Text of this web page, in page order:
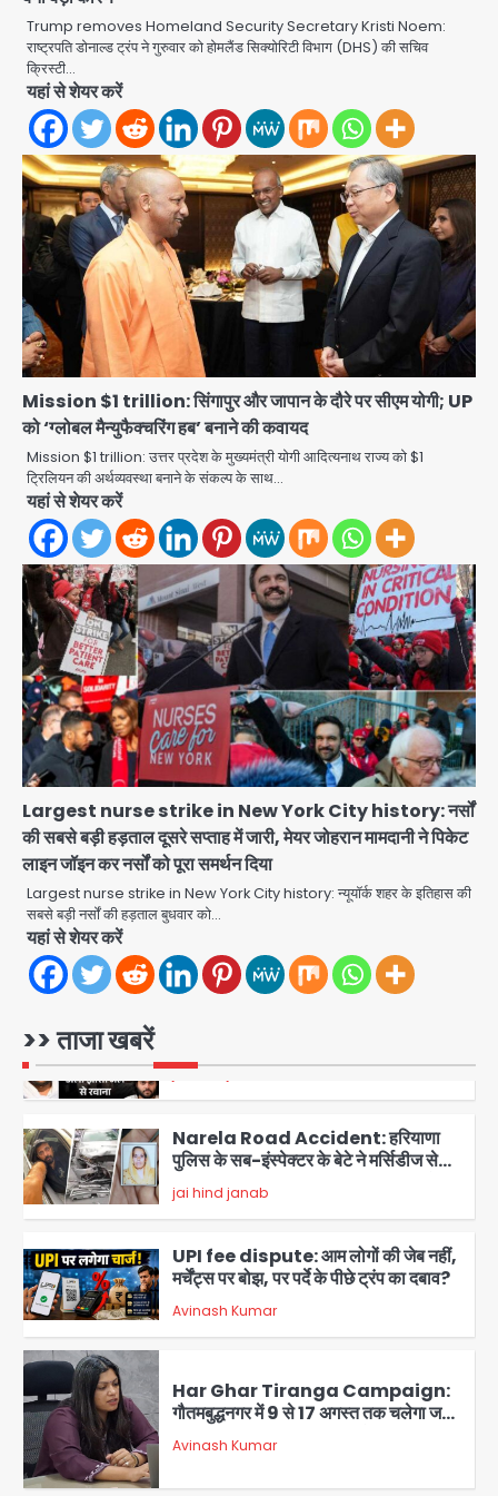
Trump removes Homeland Security Secretary Kristi Noem:
राष्ट्रपति डोनाल्ड ट्रंप ने गुरुवार को होमलैंड सिक्योरिटी विभाग (DHS) की सचिव
क्रिस्टी…
यहां से शेयर करें
Mission $1 trillion: सिंगापुर और जापान के दौरे पर सीएम योगी; UP
को ‘ग्लोबल मैन्युफैक्चरिंग हब’ बनाने की कवायद
Mission $1 trillion: उत्तर प्रदेश के मुख्यमंत्री योगी आदित्यनाथ राज्य को $1
ट्रिलियन की अर्थव्यवस्था बनाने के संकल्प के साथ…
यहां से शेयर करें
Largest nurse strike in New York City history: नर्सों
की सबसे बड़ी हड़ताल दूसरे सप्ताह में जारी, मेयर जोहरान मामदानी ने पिकेट
लाइन जॉइन कर नर्सों को पूरा समर्थन दिया
Largest nurse strike in New York City history: न्यूयॉर्क शहर के इतिहास की
सबसे बड़ी नर्सों की हड़ताल बुधवार को…
यहां से शेयर करें
>> ताजा खबरें
2
Narela Road Accident: हरियाणा
पुलिस के सब-इंस्पेक्टर के बेटे ने मर्सिडीज से
मारी टक्कर, 70 वर्षीय राहगीर महिला की मौत
jai hind janab
3
UPI fee dispute: आम लोगों की जेब नहीं,
मर्चेंट्स पर बोझ, पर पर्दे के पीछे ट्रंप का दबाव?
Avinash Kumar
4
Har Ghar Tiranga Campaign:
गौतमबुद्धनगर में 9 से 17 अगस्त तक चलेगा जन-
जागरूकता महाअभियान, डीएम ने की समीक्षा
बैठक
Avinash Kumar
5
एंटी-बर्गलरी सेल की बड़ी कामयाबी, चोरी के
माल की खरीद-फरोख्त करने वाले गिरोह का
Team JHJ
1
पहुंचा उमर
jai hind janab
2
Narela Road Accident: हरियाणा
पुलिस के सब-इंस्पेक्टर के बेटे ने मर्सिडीज से
मारी टक्कर, 70 वर्षीय राहगीर महिला की मौत
jai hind janab
3
UPI fee dispute: आम लोगों की जेब नहीं,
मर्चेंट्स पर बोझ, पर पर्दे के पीछे ट्रंप का दबाव?
Avinash Kumar
4
Har Ghar Tiranga Campaign:
गौतमबुद्धनगर में 9 से 17 अगस्त तक चलेगा जन-
जागरूकता महाअभियान, डीएम ने की समीक्षा
बैठक
Avinash Kumar